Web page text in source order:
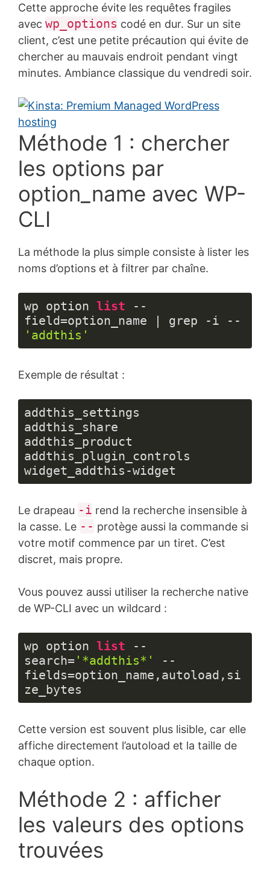
code :
JavaScript
(javascript)
Cette approche évite les requêtes fragiles
avec wp_options codé en dur. Sur un site
client, c’est une petite précaution qui évite de
chercher au mauvais endroit pendant vingt
minutes. Ambiance classique du vendredi soir.
Méthode 1 : chercher
les options par
option_name avec WP-
CLI
La méthode la plus simple consiste à lister les
noms d’options et à filtrer par chaîne.
wp option list --
'addthis'
code :
(php)
Exemple de résultat :
addthis_settings
addthis_share
addthis_product
addthis_plugin_controls
widget_addthis-widget
Le drapeau -i rend la recherche insensible à
la casse. Le -- protège aussi la commande si
votre motif commence par un tiret. C’est
discret, mais propre.
Vous pouvez aussi utiliser la recherche native
de WP-CLI avec un wildcard :
wp option list --
search= '*addthis*'
--
fields=option_name,autoload,si
ze_bytes
code :
PHP
(php)
Cette version est souvent plus lisible, car elle
affiche directement l’autoload et la taille de
chaque option.
Méthode 2 : afficher
les valeurs des options
trouvées